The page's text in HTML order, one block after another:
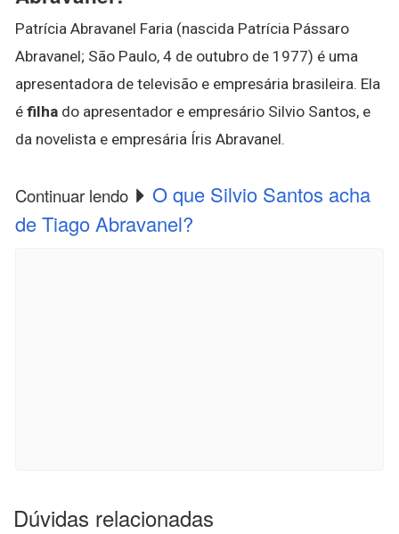
Patrícia Abravanel Faria (nascida Patrícia Pássaro
Abravanel; São Paulo, 4 de outubro de 1977) é uma
apresentadora de televisão e empresária brasileira. Ela
é filha do apresentador e empresário Silvio Santos, e
da novelista e empresária Íris Abravanel.
Continuar lendo
O que Silvio Santos acha
de Tiago Abravanel?
Dúvidas relacionadas